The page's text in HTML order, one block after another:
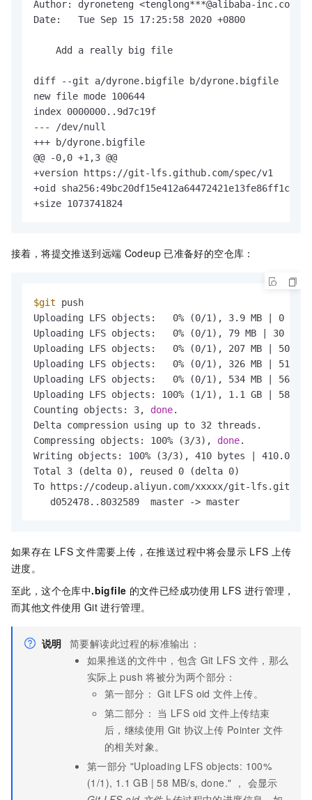
Author: dyroneteng <tenglong***@alibaba-inc.com>
Date:   Tue Sep 15 17:25:58 2020 +0800
    Add a really big file
diff --git a/dyrone.bigfile b/dyrone.bigfile
new file mode 100644
index 0000000..9d7c19f
--- /dev/null
+++ b/dyrone.bigfile
@@ -0,0 +1,3 @@
+version https://git-lfs.github.com/spec/v1
+oid
+size 1073741824
接着，将提交推送到远端 Codeup 已准备好的空仓库：
$git push
Uploading
Uploading
Uploading
Uploading
Uploading
Uploading LFS objects: 100% (1/1), 1.1 GB | 58
Counting objects: 3, done.
Delta compression using up to 32 threads.
Compressing objects: 100% (3/3), done.
Writing objects: 100% (3/3), 410 bytes | 410.00
Total 3 (delta 0), reused 0 (delta 0)
To https://codeup.aliyun.com/xxxxx/git-lfs.git
   d052478..8032589  master -> master
如果存在 LFS 文件需要上传，在推送过程中将会显示 LFS 上传
进度。
至此，这个仓库中.bigfile 的文件已经成功使用 LFS 进行管理，
而其他文件使用 Git 进行管理。
说明 简要解读此过程的标准输出：
如果推送的文件中，包含 Git LFS 文件，那么
实际上 push 将被分为两个部分：
第一部分： Git LFS oid 文件上传。
第二部分： 当 LFS oid 文件上传结束
后，继续使用 Git 协议上传 Pointer 文件
的相关对象。
第一部分 "Uploading LFS objects: 100%
(1/1), 1.1 GB | 58 MB/s, done." ， 会显示